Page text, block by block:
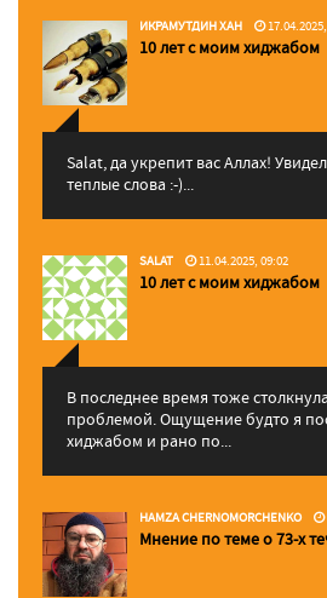
ИКРАМУТДИН ХАН
10 лет с моим хиджабом
Salat, да укрепит вас Аллаx!
теплые слова :-)...
SALAT 11.04.2025, 09:02
10 лет с моим хиджабом
В последнее время тоже
проблемой. Ощущение будто я
хиджабом и рано по...
HAMZA CHERNOMORCHENKO
Мнение по теме о 73-х